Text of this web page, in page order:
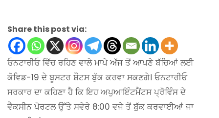
Share this post via:
ਓਨਟਾਰੀਓ ਵਿੱਚ ਰਹਿਣ ਵਾਲੇ ਮਾਪੇ ਅੱਜ ਤੋਂ ਆਪਣੇ ਬੱਚਿਆਂ ਲਈ
ਕੋਵਿਡ-19 ਦੇ ਬੂਸਟਰ ਸ਼ੌਟਸ ਬੁੱਕ ਕਰਵਾ ਸਕਣਗੇ। ਓਨਟਾਰੀਓ
ਸਰਕਾਰ ਦਾ ਕਹਿਣਾ ਹੈ ਕਿ ਇਹ ਅਪੁਆਇੰਟਮੈਂਟਸ ਪ੍ਰੋਵਿੰਸ ਦੇ
ਵੈਕਸੀਨ ਪੋਰਟਲ ਉੱਤੇ ਸਵੇਰੇ 8:00 ਵਜੇ ਤੋਂ ਬੁੱਕ ਕਰਵਾਈਆਂ ਜਾ